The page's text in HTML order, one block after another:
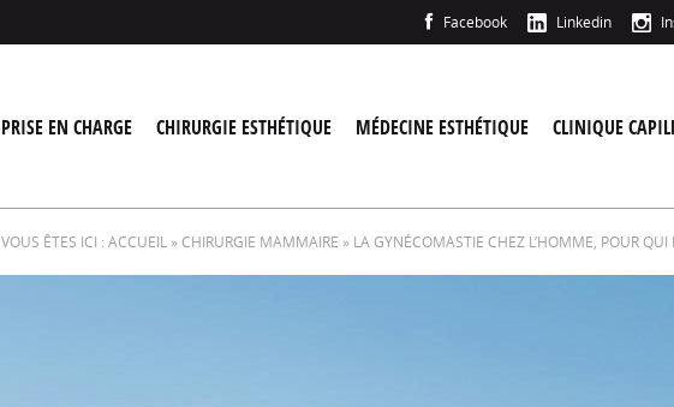
Facebook Linkedin
PRISE EN CHARGE CHIRURGIE ESTHÉTIQUE MÉDECINE ESTHÉTIQUE CLINIQUE
VOUS ÊTES ICI : ACCUEIL »CHIRURGIE MAMMAIRE » LA GYNÉCOMASTIE CHEZ L’HOMME, POUR QUI